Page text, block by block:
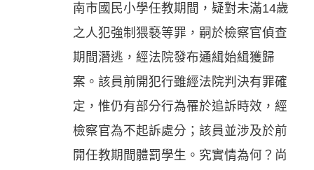
南市國民小學任教期間，疑對未滿14歲
之人犯強制猥褻等罪，嗣於檢察官偵查
期間潛逃，經法院發布通緝始緝獲歸
案。該員前開犯行雖經法院判決有罪確
定，惟仍有部分行為罹於追訴時效，經
檢察官為不起訴處分；該員並涉及於前
開任教期間體罰學生。究實情為何？尚